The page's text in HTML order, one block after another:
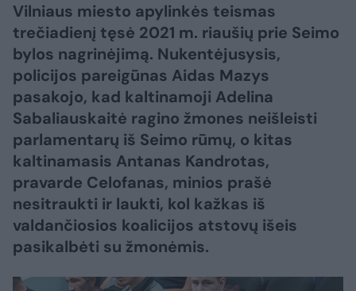
Vilniaus miesto apylinkės teismas
trečiadienį tęsė 2021 m. riaušių prie Seimo
bylos nagrinėjimą. Nukentėjusysis,
policijos pareigūnas Aidas Mazys
pasakojo, kad kaltinamoji Adelina
Sabaliauskaitė ragino žmones neišleisti
parlamentarų iš Seimo rūmų, o kitas
kaltinamasis Antanas Kandrotas,
pravarde Celofanas, minios prašė
nesitraukti ir laukti, kol kažkas iš
valdančiosios koalicijos atstovų išeis
pasikalbėti su žmonėmis.